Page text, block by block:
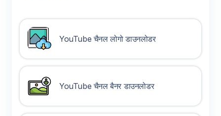
YouTube चैनल लोगो डाउनलोडर
YouTube चैनल बैनर डाउनलोडर